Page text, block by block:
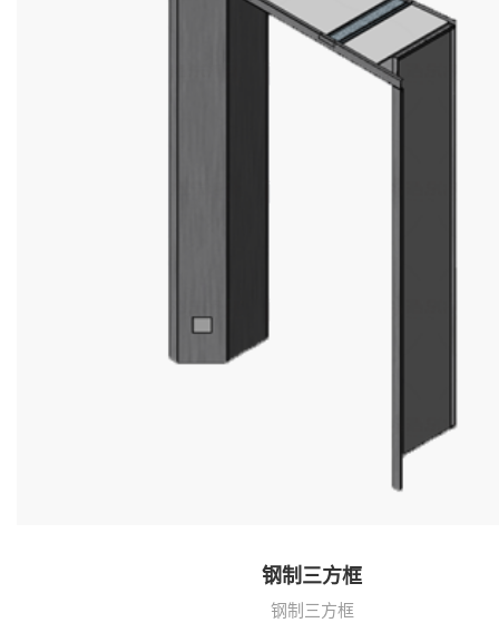
钢制三方框
钢制三方框